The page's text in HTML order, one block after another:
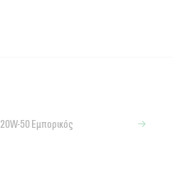
20W-50 Εμπορικός